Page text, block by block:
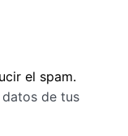
el spam.
de tus